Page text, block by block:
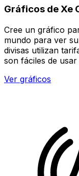
Gráficos de Xe
Cree un gráfico
mundo para ver
divisas utilizan
son fáciles de
Ver gráficos